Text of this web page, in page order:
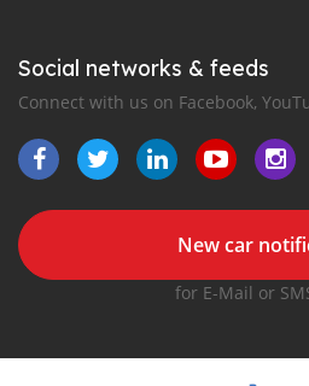
Social networks & feeds
Connect with us on Facebook,
New car
for E-Mail or